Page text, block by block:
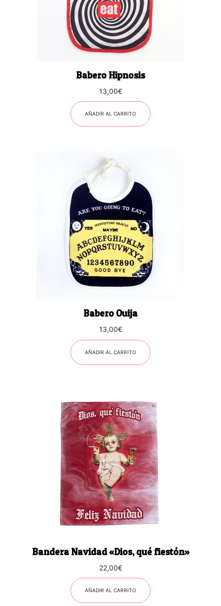
Babero Hipnosis
13,00€
AÑADIR AL CARRITO
Babero Ouija
13,00€
AÑADIR AL CARRITO
Bandera Navidad «Dios, qué fiestón»
22,00€
AÑADIR AL CARRITO